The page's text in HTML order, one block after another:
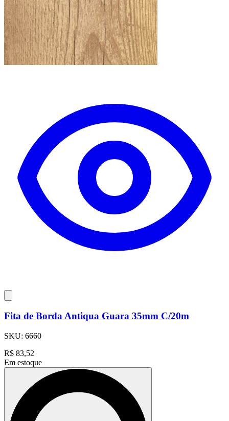
Fita de Borda Antiqua Guara 35mm C/20m
SKU: 6660
R$ 83,52
Em estoque